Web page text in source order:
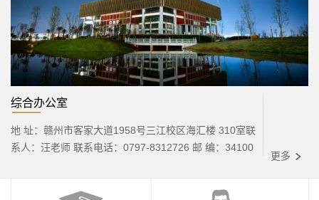
更多
综合办公室
地 址：赣州市客家大道1958号三江校区海汇楼 310室联
系人：汪老师 联系电话：0797-8312726 邮 编：34100